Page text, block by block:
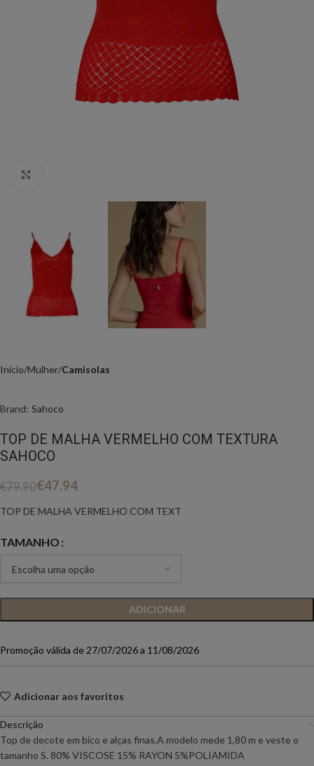
Início Mulher Camisolas
Brand: Sahoco
TOP DE MALHA VERMELHO COM TEXTURA
SAHOCO
€79.90€47.94
TOP DE MALHA VERMELHO COM TEXT
TAMANHO
ADICIONAR
Promoção válida de 27/07/2026 a 11/08/2026
Adicionar aos favoritos
Descrição
Top de decote em bico e alças finas.A modelo mede 1,80 m e veste o
tamanho S. 80% VISCOSE 15% RAYON 5%POLIAMIDA